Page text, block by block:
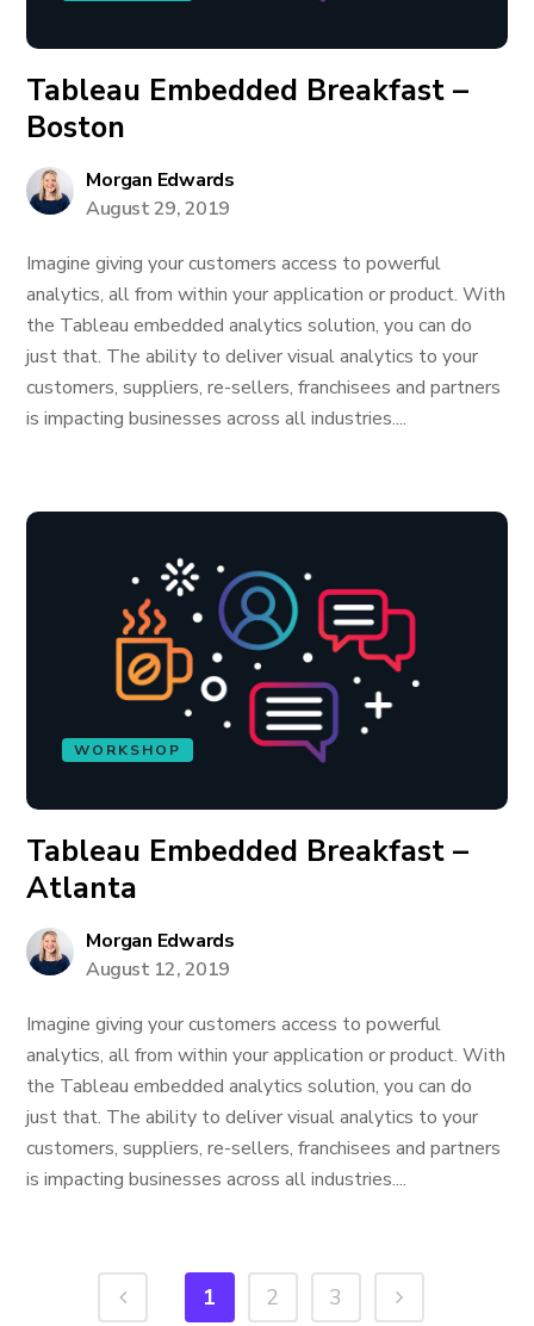
Tableau Embedded Breakfast –
Boston
Morgan Edwards
August 29, 2019
Imagine giving your customers access to powerful
analytics, all from within your application or product. With
the Tableau embedded analytics solution, you can do
just that. The ability to deliver visual analytics to your
customers, suppliers, re-sellers, franchisees and partners
is impacting businesses across all industries....
WORKSHOP
Tableau Embedded Breakfast –
Atlanta
Morgan Edwards
August 12, 2019
Imagine giving your customers access to powerful
analytics, all from within your application or product. With
the Tableau embedded analytics solution, you can do
just that. The ability to deliver visual analytics to your
customers, suppliers, re-sellers, franchisees and partners
is impacting businesses across all industries....
1 2 3